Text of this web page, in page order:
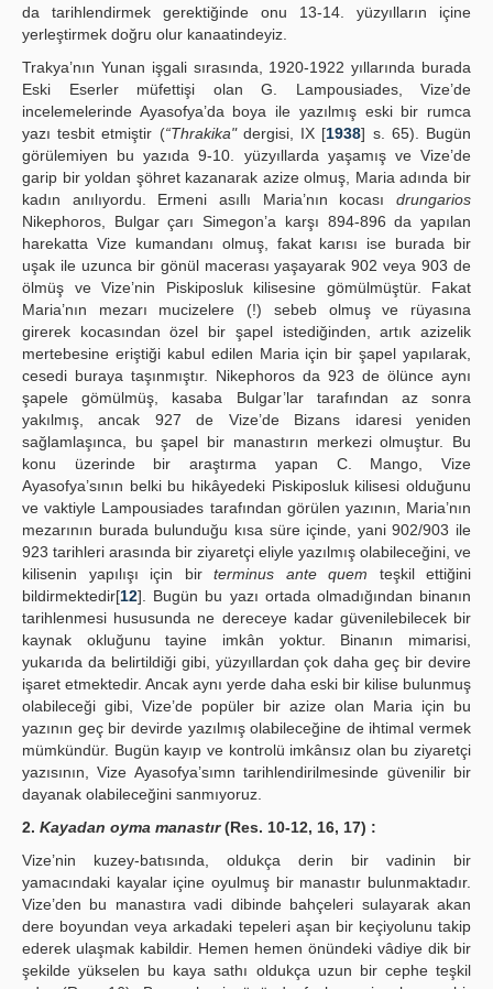
da tarihlendirmek gerektiğinde onu 13-14. yüzyılların içine
yerleştirmek doğru olur kanaatindeyiz.
Trakya’nın Yunan işgali sırasında, 1920-1922 yıllarında burada
Eski Eserler müfettişi olan G. Lampousiades, Vize’de
incelemelerinde Ayasofya’da boya ile yazılmış eski bir rumca
yazı tesbit etmiştir (“Thrakika"dergisi, IX [1938] s. 65). Bugün
görülemiyen bu yazıda 9-10. yüzyıllarda yaşamış ve Vize’de
garip bir yoldan şöhret kazanarak azize olmuş, Maria adında bir
kadın anılıyordu. Ermeni asıllı Maria’nın kocası drungarios
Nikephoros, Bulgar çarı Simegon’a karşı 894-896 da yapılan
harekatta Vize kumandanı olmuş, fakat karısı ise burada bir
uşak ile uzunca bir gönül macerası yaşayarak 902 veya 903 de
ölmüş ve Vize’nin Piskiposluk kilisesine gömülmüştür. Fakat
Maria’nın mezarı mucizelere (!) sebeb olmuş ve rüyasına
girerek kocasından özel bir şapel istediğinden, artık azizelik
mertebesine eriştiği kabul edilen Maria için bir şapel yapılarak,
cesedi buraya taşınmıştır. Nikephoros da 923 de ölünce aynı
şapele gömülmüş, kasaba Bulgar’lar tarafından az sonra
yakılmış, ancak 927 de Vize’de Bizans idaresi yeniden
sağlamlaşınca, bu şapel bir manastırın merkezi olmuştur. Bu
konu üzerinde bir araştırma yapan C. Mango, Vize
Ayasofya’sının belki bu hikâyedeki Piskiposluk kilisesi olduğunu
ve vaktiyle Lampousiades tarafından görülen yazının, Maria’nın
mezarının burada bulunduğu kısa süre içinde, yani 902/903 ile
923 tarihleri arasında bir ziyaretçi eliyle yazılmış olabileceğini, ve
kilisenin yapılışı için bir terminus ante quem teşkil ettiğini
bildirmektedir[12]. Bugün bu yazı ortada olmadığından binanın
tarihlenmesi hususunda ne dereceye kadar güvenilebilecek bir
kaynak okluğunu tayine imkân yoktur. Binanın mimarisi,
yukarıda da belirtildiği gibi, yüzyıllardan çok daha geç bir devire
işaret etmektedir. Ancak aynı yerde daha eski bir kilise bulunmuş
olabileceği gibi, Vize’de popüler bir azize olan Maria için bu
yazının geç bir devirde yazılmış olabileceğine de ihtimal vermek
mümkündür. Bugün kayıp ve kontrolü imkânsız olan bu ziyaretçi
yazısının, Vize Ayasofya’sımn tarihlendirilmesinde güvenilir bir
dayanak olabileceğini sanmıyoruz.
2. Kayadan oyma manastır(Res. 10-12, 16, 17) :
Vize’nin kuzey-batısında, oldukça derin bir vadinin bir
yamacındaki kayalar içine oyulmuş bir manastır bulunmaktadır.
Vize’den bu manastıra vadi dibinde bahçeleri sulayarak akan
dere boyundan veya arkadaki tepeleri aşan bir keçiyolunu takip
ederek ulaşmak kabildir. Hemen hemen önündeki vâdiye dik bir
şekilde yükselen bu kaya sathı oldukça uzun bir cephe teşkil